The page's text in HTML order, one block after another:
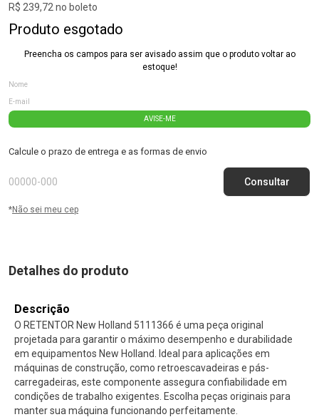
R$ 239,72 no boleto
Produto esgotado
Preencha os campos para ser avisado assim que o produto voltar ao
estoque!
AVISE-ME
Calcule o prazo de entrega e as formas de envio
*Não sei meu cep
Detalhes do produto
Descrição
O RETENTOR New Holland 5111366 é uma peça original
projetada para garantir o máximo desempenho e durabilidade
em equipamentos New Holland. Ideal para aplicações em
máquinas de construção, como retroescavadeiras e pás-
carregadeiras, este componente assegura confiabilidade em
condições de trabalho exigentes. Escolha peças originais para
manter sua máquina funcionando perfeitamente.